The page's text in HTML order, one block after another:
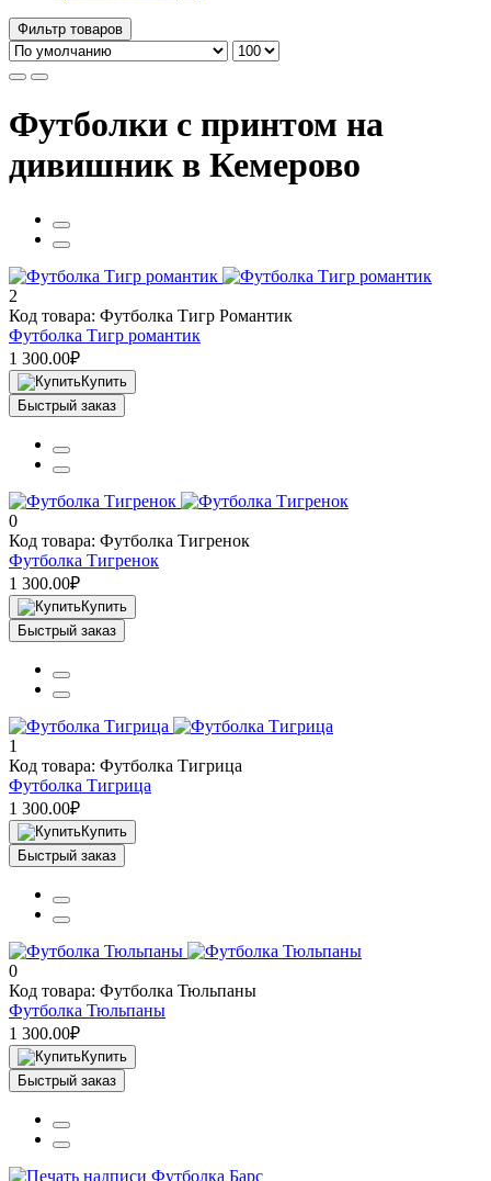
Фильтр товаров
Футболки с принтом на
дивишник в Кемерово
2
Код товара: Футболка Тигр Романтик
Футболка Тигр романтик
1 300.00₽
Купить
Быстрый заказ
0
Код товара: Футболка Тигренок
Футболка Тигренок
1 300.00₽
Купить
Быстрый заказ
1
Код товара: Футболка Тигрица
Футболка Тигрица
1 300.00₽
Купить
Быстрый заказ
0
Код товара: Футболка Тюльпаны
Футболка Тюльпаны
1 300.00₽
Купить
Быстрый заказ